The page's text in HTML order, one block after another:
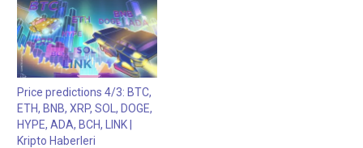
çalışmasıyla yeni satışların
gelebileceği anlamına
geliyor ve bu, düşüş
trendinin 1,10 dolar
hedefine doğru ilerlemesini
sağlamanın temel
bileşenidir.İlgili: Balina
birikimi arttıkça XRP risk
ödülü de artıyor: Will…
Price predictions 4/3: BTC,
ETH, BNB, XRP, SOL, DOGE,
HYPE, ADA, BCH, LINK |
Kripto Haberleri